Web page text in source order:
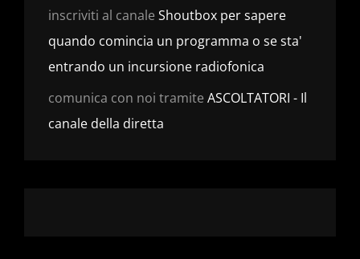
inscriviti al canale Shoutbox per sapere
quando comincia un programma o se sta'
entrando un incursione radiofonica
comunica con noi tramite ASCOLTATORI - Il
canale della diretta